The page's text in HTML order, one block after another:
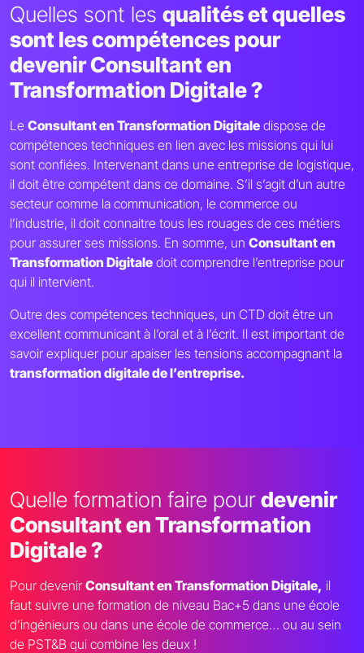
Quelles sont les qualités et quelles
sont les compétences pour
devenir Consultant en
Transformation Digitale ?
Le Consultant en Transformation Digitale dispose de
compétences techniques en lien avec les missions qui lui
sont confiées. Intervenant dans une entreprise de logistique,
il doit être compétent dans ce domaine. S’il s’agit d’un autre
secteur comme la communication, le commerce ou
l’industrie, il doit connaitre tous les rouages de ces métiers
pour assurer ses missions. En somme, un Consultant en
Transformation Digitale doit comprendre l’entreprise pour
qui il intervient.
Outre des compétences techniques, un CTD doit être un
excellent communicant à l’oral et à l’écrit. Il est important de
savoir expliquer pour apaiser les tensions accompagnant la
transformation digitale de l’entreprise.
Quelle formation faire pourdevenir
Consultant en Transformation
Digitale ?
Pour devenir Consultant en Transformation Digitale, il
faut suivre une formation de niveau Bac+5 dans une école
d’ingénieurs ou dans une école de commerce… ou au sein
de PST&B qui combine les deux !